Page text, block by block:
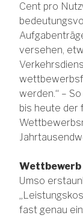
Cent pro
versehen,
werden.“ –
bis heute der
Umso
fast genau